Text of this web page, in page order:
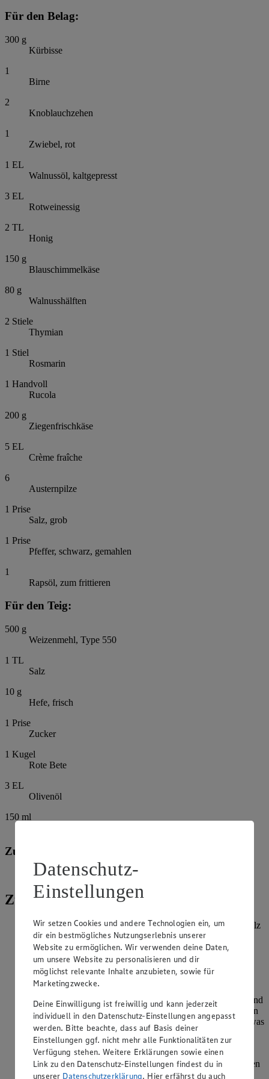
Für den Belag:
300 g
Kürbisse
1
Birne
2
Knoblauchzehen
1
Zwiebel, rot
1 EL
Walnussöl, kaltgepresst
3 EL
Rotweinessig
2 TL
Honig
150 g
Blauschimmelkäse
80 g
Walnusshälften
2 Stiele
Thymian
1 Stiel
Rosmarin
1 Handvoll
Rucola
200 g
Ziegenfrischkäse
5 EL
Crème fraîche
6
Austernpilze
1 Prise
Salz, grob
1 Prise
Pfeffer, schwarz, gemahlen
1
Rapsöl, zum frittieren
Für den Teig:
500 g
Weizenmehl, Type 550
1 TL
Salz
10 g
Hefe, frisch
1 Prise
Zucker
1 Kugel
Rote Bete
3 EL
Olivenöl
150 ml
Zum Fritieren:
Rapsöl
Zubereitung
Für den Pizzateig Mehl in eine Schüssel sieben, mit dem Salz
vermischen und in die Mitte eine Mulde drücken. Hefe mit
dem Zucker in 100 ml lauwarmem Wasser lösen und 5
Minuten ruhen lassen.
Rote Bete auf einer Küchenreibe fein raspeln. Mit Olivenöl
und Rote Bete Saft in die Mulde geben und zusammen mit
etwas Mehl vom Rand einkneten. Hefewasser dazugeben und
alles zu einem glatten Teig verkneten. Für weitere 5 Minuten
gründlich durchkneten. Teig zu einer Kugel formen, mit etwas
Mehl bestäuben und abgedeckt für 30 Minuten bei
Raumtemperatur gehen lassen.
Teig in vier Portionen aufteilen, in Frischhaltefolie verpacken
und 2-3 Stunden gehen lassen.
Datenschutz-
Einstellungen
Wir setzen Cookies und andere Technologien ein, um
dir ein bestmögliches Nutzungserlebnis unserer
Website zu ermöglichen. Wir verwenden deine Daten,
um unsere Website zu personalisieren und dir
möglichst relevante Inhalte anzubieten, sowie für
Marketingzwecke.
Deine Einwilligung ist freiwillig und kann jederzeit
individuell in den Datenschutz-Einstellungen angepasst
werden. Bitte beachte, dass auf Basis deiner
Einstellungen ggf. nicht mehr alle Funktionalitäten zur
Verfügung stehen. Weitere Erklärungen sowie einen
Link zu den Datenschutz-Einstellungen findest du in
unserer Datenschutzerklärung. Hier erfährst du auch